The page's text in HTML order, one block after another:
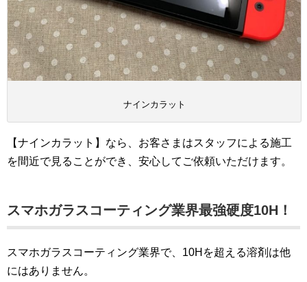
ナインカラット
【ナインカラット】なら、お客さまはスタッフによる施工
を間近で見ることができ、安心してご依頼いただけます。
スマホガラスコーティング業界最強硬度10H！
スマホガラスコーティング業界で、10Hを超える溶剤は他
にはありません。